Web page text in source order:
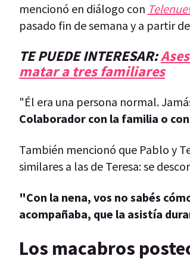
mencionó en diálogo con
pasado fin de semana y a partir
TE PUEDE INTERESAR:
matar a tres familiares
"Él era una persona normal.
Colaborador con la familia o
También mencionó que Pablo y
similares a las de Teresa: se
"Con la nena, vos no sabés
acompañaba, que la asistía
Los macabros